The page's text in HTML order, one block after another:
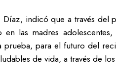
Díaz, indicó que a través del
en las madres
prueba, para el futuro del
de vida, a través de